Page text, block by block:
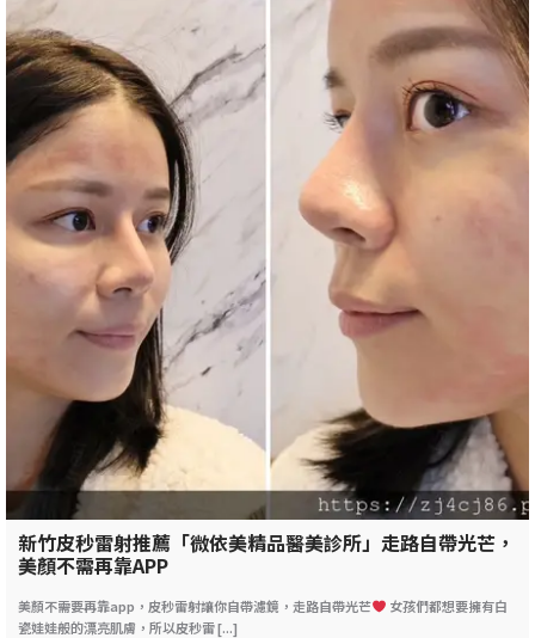
新竹皮秒雷射推薦「微依美精品醫美診所」走路自帶光芒，
美顏不需再靠APP
美顏不需要再靠app，皮秒雷射讓你自帶濾鏡，走路自帶光芒
女孩們都想要擁有白
瓷娃娃般的漂亮肌膚，所以皮秒雷 [...]